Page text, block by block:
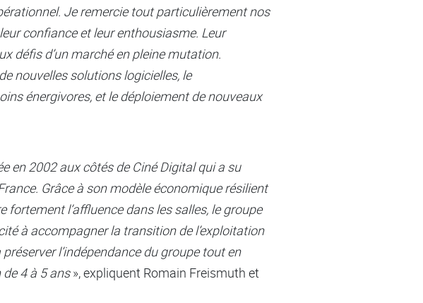
Je remercie tout particulièrement nos
confiance et leur enthousiasme. Leur
défis d’un marché en pleine mutation.
nouvelles solutions logicielles, le
énergivores, et le déploiement de nouveaux
en 2002 aux côtés de Ciné Digital qui a su
Grâce à son modèle économique résilient
fortement l’affluence dans les salles, le groupe
à accompagner la transition de l’exploitation
l’indépendance du groupe tout en
4 à 5 ans», expliquent Romain Freismuth et